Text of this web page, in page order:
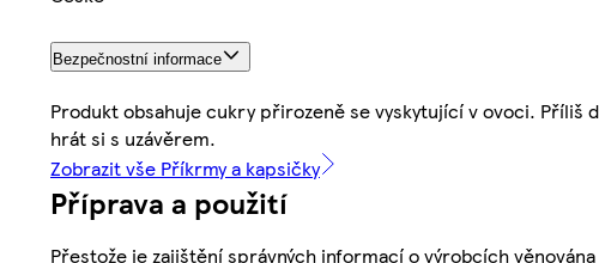
Bezpečnostní informace
Produkt obsahuje cukry přirozeně se vyskytující v ovoci. Příliš
hrát si s uzávěrem.
Zobrazit vše Příkrmy a kapsičky
Příprava a použití
Přestože je zajištění správných informací o výrobcích